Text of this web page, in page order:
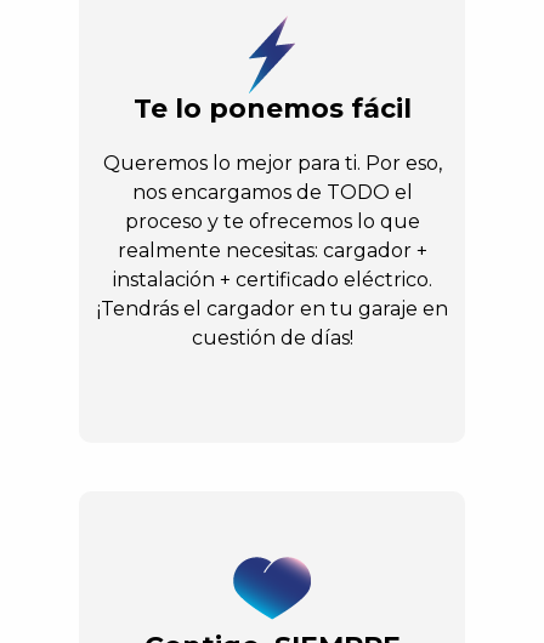
Te lo ponemos fácil
Queremos lo mejor para ti. Por eso,
nos encargamos de TODO el
proceso y te ofrecemos lo que
realmente necesitas: cargador +
instalación + certificado eléctrico.
¡Tendrás el cargador en tu garaje en
cuestión de días!